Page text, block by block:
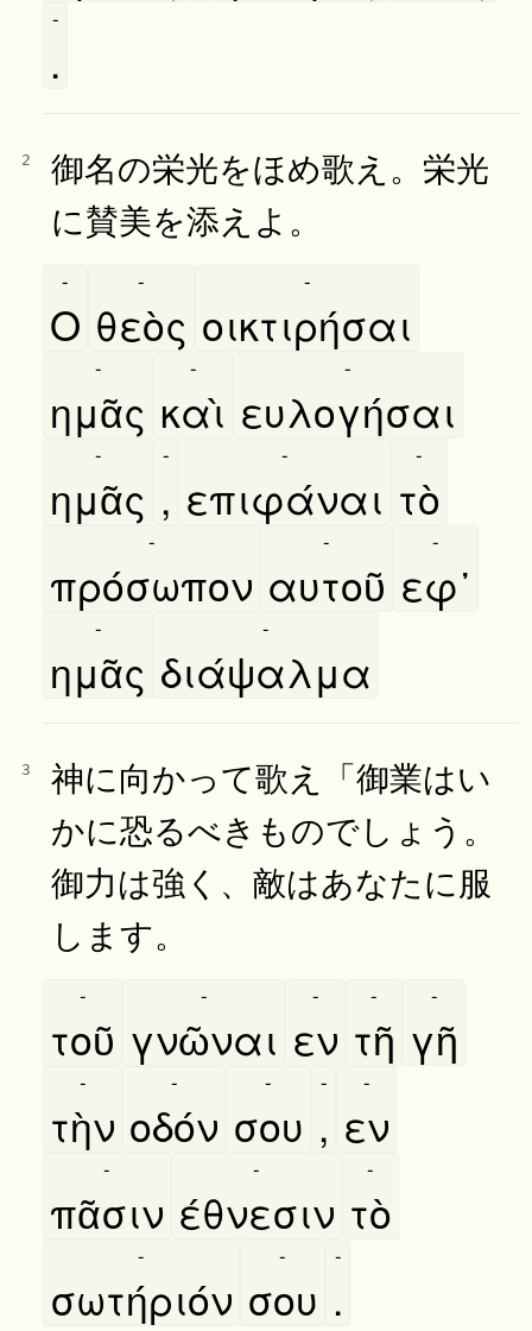
.
-
2
御名の栄光をほめ歌え。栄光
に賛美を添えよ。
Ο
-
θεὸς
-
οικτιρήσαι
-
ημᾶς
-
καὶ
-
ευλογήσαι
-
ημᾶς
-
,
-
επιφάναι
-
τὸ
-
πρόσωπον
-
αυτοῦ
-
εφ᾿
-
ημᾶς
-
διάψαλμα
-
3
神に向かって歌え「御業はい
かに恐るべきものでしょう。
御力は強く、敵はあなたに服
します。
τοῦ
-
γνῶναι
-
εν
-
τῆ
-
γῆ
-
τὴν
-
οδόν
-
σου
-
,
-
εν
-
πᾶσιν
-
έθνεσιν
-
τὸ
-
σωτήριόν
-
σου
-
.
-